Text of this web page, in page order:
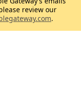
review our
.